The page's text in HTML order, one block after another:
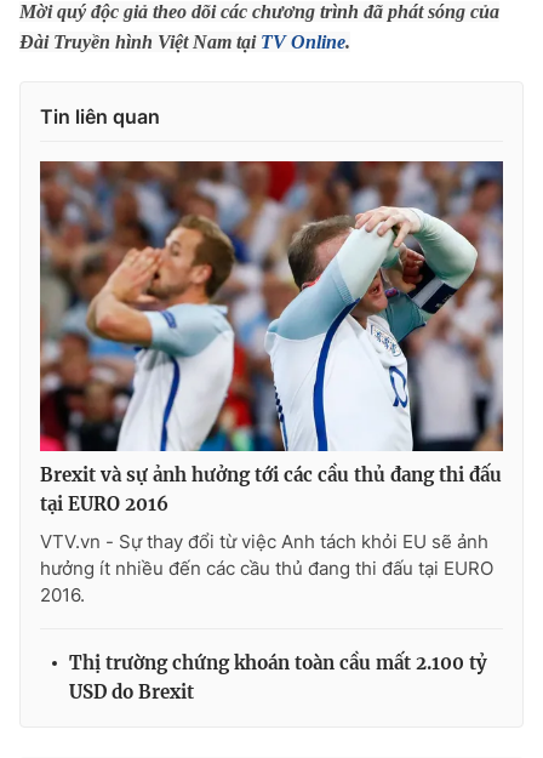
Tư vấn
Emagazine
Photo Infographic
Video Shorts video
VTV Money VTV Thể thao
VTV Sức khoẻ Bất động sản
Thị trường 24h Tấm lòng Việt
VTV4 Vươn mình bằng AI
VTV9
Liên hệ tòa soạn
Mời quý độc giả theo dõi các chương trình đã phát sóng của
Đài Truyền hình Việt Nam tại TV Online.
Tin liên quan
Brexit và sự ảnh hưởng tới các cầu thủ đang thi đấu
tại EURO 2016
VTV.vn - Sự thay đổi từ việc Anh tách khỏi EU sẽ ảnh
hưởng ít nhiều đến các cầu thủ đang thi đấu tại EURO
2016.
Thị trường chứng khoán toàn cầu mất 2.100 tỷ
USD do Brexit